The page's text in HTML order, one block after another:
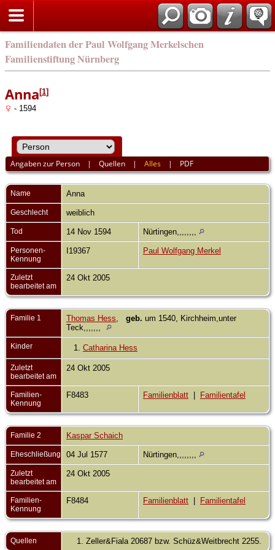
Familiendaten der Paul Wolfgang Merkelschen
Familienstiftung Nürnberg
Anna [1]
- 1594
Angaben zur Person |Quellen |Alles | PDF
Name Anna
Geschlecht weiblich
Tod 14 Nov 1594 Nürtingen,,,,,,,,
Personen-
Kennung
I19367 Paul Wolfgang Merkel
Zuletzt
bearbeitet am
24 Okt 2005
Familie 1 Thomas Hess geb. um 1540, Kirchheim,unter
Teck,,,,,,,
Kinder 1. Catharina Hess
Zuletzt
bearbeitet am
24 Okt 2005
Familien-
Kennung
F8483 Familienblatt Familientafel
Familie 2 Kaspar Schaich
Eheschließung 04 Jul 1577 Nürtingen,,,,,,,,
Zuletzt
bearbeitet am
24 Okt 2005
Familien-
Kennung
F8484 Familienblatt Familientafel
Quellen Zeller&Fiala 20687 bzw. Schüz&Weitbrecht 2255.